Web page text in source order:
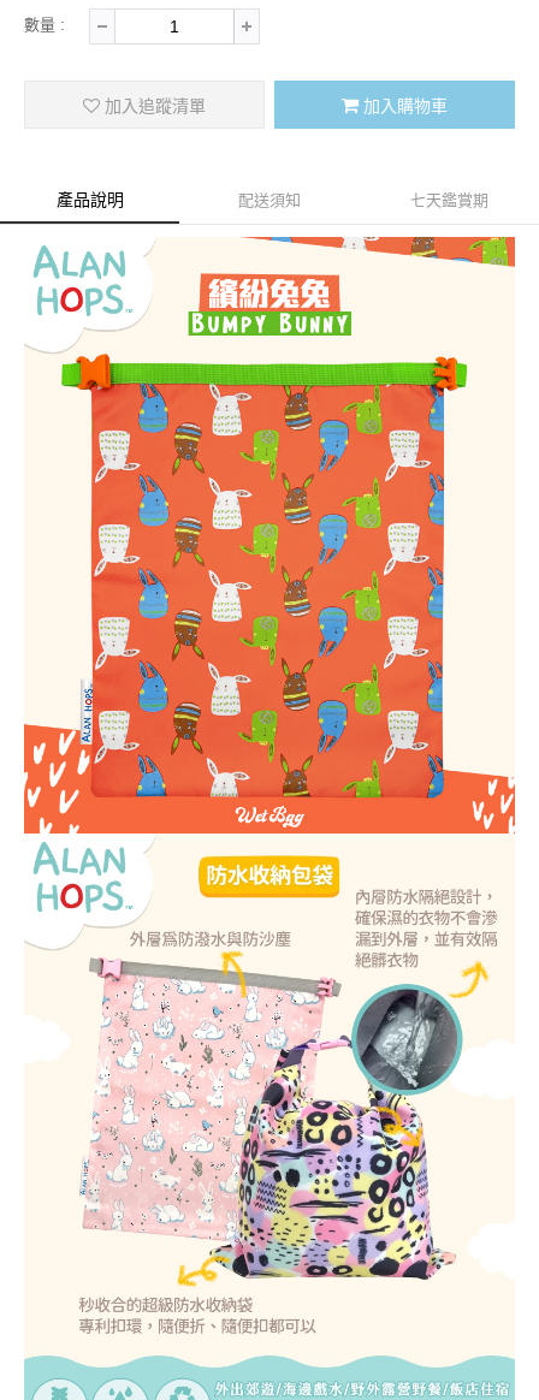
數量 :
加入追蹤清單 加入購物車
產品說明 配送須知 七天鑑賞期